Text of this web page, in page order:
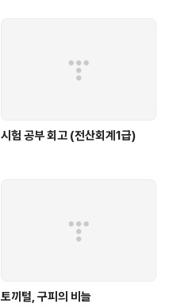
시험 공부 회고 (전산회계1급)
토끼털, 구피의 비늘